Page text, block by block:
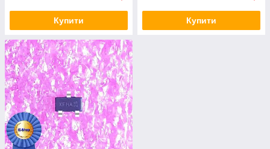
Купити Купити